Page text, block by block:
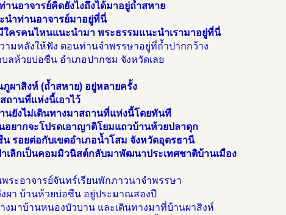
านอาจารย์คิดยังไงถึงได้มาอยู่ถ้ำสหาย
นำท่านอาจารย์มาอยู่ที่นี่
ครคนไหนแนะนำมา พระธรรมแนะนำเรามาอยู่ที่นี่
ามหลังให้ฟัง ตอนท่านจำพรรษาอยู่ที่ถ้ำปากกว้าง
ลห้วยบ่อซืน อำเภอปากชม จังหวัดเลย
ผาสิงห์ (ถ้ำสหาย) อยู่หลายครั้ง
ถานที่แห่งนี้เอาไว้
นยังไม่เดินทางมาสถานที่แห่งนี้โดยทันที
อยากจะโปรดเอาญาติโยมแถวบ้านห้วยปลาดุก
รอยต่อกับเขตอำเภอน้ำโสม จังหวัดอุดรธานี
เลิกเป็นคอมมิวนิสต์กลับมาพัฒนาประเทศชาติบ้านเมือง
ระอาจารย์จันทร์เรียนพักภาวนาจำพรรษา
ผา บ้านห้วยบ่อซืน อยู่ประมาณสองปี
งมาบ้านหนองบัวบาน และเดินทางมาที่บ้านผาสิงห์